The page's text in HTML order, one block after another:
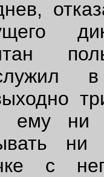
ему ни
с